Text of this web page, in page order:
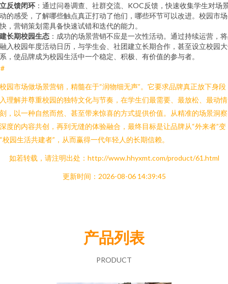
反馈闭环 ：通过问卷调查、社群交流、KOC反馈，快速收集学生对场
的感受，了解哪些触点真正打动了他们，哪些环节可以改进。校园市
，营销策划需具备快速试错和迭代的能力。
长期校园生态 ：成功的场景营销不应是一次性活动。通过持续运营，
入校园年度活动日历，与学生会、社团建立长期合作，甚至设立校园
，使品牌成为校园生活中一个稳定、积极、有价值的参与者。
园市场做场景营销，精髓在于“润物细无声”。它要求品牌真正放下身段
理解并尊重校园的独特文化与节奏，在学生们最需要、最放松、最动
，以一种自然而然、甚至带来惊喜的方式提供价值。从精准的场景洞
度的内容共创，再到无缝的体验融合，最终目标是让品牌从“外来者”变
校园生活共建者”，从而赢得一代年轻人的长期信赖。
如若转载，请注明出处：http://www.hhyxmt.com/product/61.html
更新时间：2026-08-06 14:39:45
产品列表
PRODUCT